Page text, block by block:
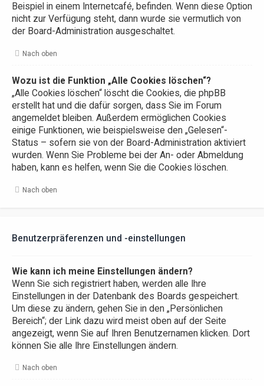
Beispiel in einem Internetcafé, befinden. Wenn diese Option
nicht zur Verfügung steht, dann wurde sie vermutlich von
der Board-Administration ausgeschaltet.
Nach oben
Wozu ist die Funktion „Alle Cookies löschen“?
„Alle Cookies löschen“ löscht die Cookies, die phpBB
erstellt hat und die dafür sorgen, dass Sie im Forum
angemeldet bleiben. Außerdem ermöglichen Cookies
einige Funktionen, wie beispielsweise den „Gelesen“-
Status – sofern sie von der Board-Administration aktiviert
wurden. Wenn Sie Probleme bei der An- oder Abmeldung
haben, kann es helfen, wenn Sie die Cookies löschen.
Nach oben
Benutzerpräferenzen und -einstellungen
Wie kann ich meine Einstellungen ändern?
Wenn Sie sich registriert haben, werden alle Ihre
Einstellungen in der Datenbank des Boards gespeichert.
Um diese zu ändern, gehen Sie in den „Persönlichen
Bereich“; der Link dazu wird meist oben auf der Seite
angezeigt, wenn Sie auf Ihren Benutzernamen klicken. Dort
können Sie alle Ihre Einstellungen ändern.
Nach oben